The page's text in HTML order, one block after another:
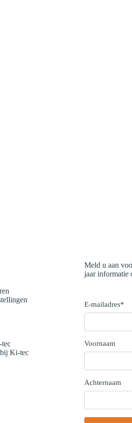
Ki-tec
Meld u aan
jaar informatie
E-mailadres*
Voornaam
Achternaam